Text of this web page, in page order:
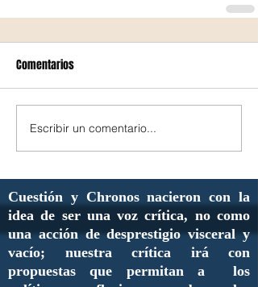
Comentarios
Escribir un comentario...
Cuestión y Chronos nacieron con la
idea de ser una voz crítica, no como
una acción de desprestigio visceral y
vacío; nuestra crítica irá con
propuestas que permitan a los